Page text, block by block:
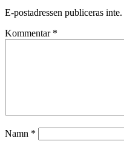
E-postadressen publiceras inte.
Kommentar *
Namn *